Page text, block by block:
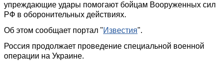
упреждающие удары помогают бойцам Вооруженных сил
РФ в оборонительных действиях.
Об этом сообщает портал "Известия".
Россия продолжает проведение специальной военной
операции на Украине.